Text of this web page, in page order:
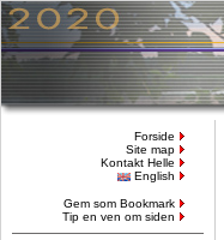
Forside
Site map
Kontakt Helle
English
Gem som Bookmark
Tip en ven om siden